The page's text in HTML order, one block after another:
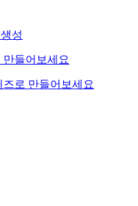
성
들어보세요
로 만들어보세요